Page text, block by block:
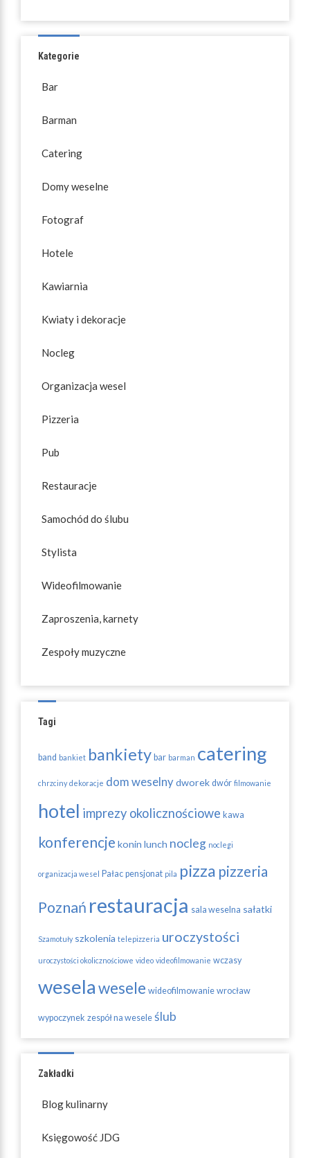
Kategorie
Bar
Barman
Catering
Domy weselne
Fotograf
Hotele
Kawiarnia
Kwiaty i dekoracje
Nocleg
Organizacja wesel
Pizzeria
Pub
Restauracje
Samochód do ślubu
Stylista
Wideofilmowanie
Zaproszenia, karnety
Zespoły muzyczne
Tagi
band bankiet bankiety bar barman catering
chrzciny dekoracje dom weselnydworek dwór filmowanie
hotel imprezy okolicznościowe kawa
konferencje konin lunch nocleg noclegi
organizacja wesel Pałac pensjonat pila pizza pizzeria
Poznań restauracja sala weselna sałatki
Szamotuły szkolenia telepizzeria uroczystości
uroczystości okolicznościowe video videofilmowanie wczasy
weselawesele wideofilmowanie wrocław
wypoczynek zespół na wesele ślub
Zakładki
Blog kulinarny
Księgowość JDG